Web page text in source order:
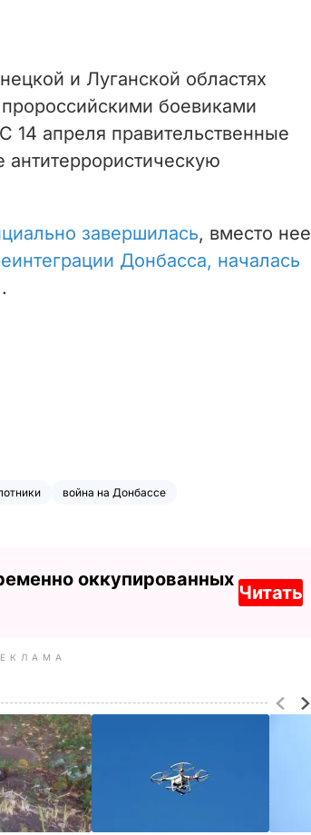
и Луганской областях
боевиками
14 апреля правительственные
завершилась, вместо
Донбасса, началась
.
война на Донбассе
оккупированных
Читать